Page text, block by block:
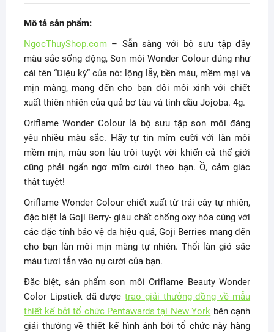
Mô tả sản phẩm:
NgocThuyShop.com– Sẵn sàng với bộ sưu tập đầy
màu sắc sống động, Son môi Wonder Colour đúng như
cái tên “Diệu kỳ” của nó: lộng lẫy, bền màu, mềm mại và
mịn màng, mang đến cho bạn đôi môi xinh với chiết
xuất thiên nhiên của quả bơ tàu và tinh dầu Jojoba. 4g.
Oriflame Wonder Colour là bộ sưu tập son môi đáng
yêu nhiều màu sắc. Hãy tự tin mỉm cười với làn môi
mềm mịn, màu son lâu trôi tuyệt vời khiến cả thế giới
cũng phải ngẩn ngơ mĩm cười theo bạn. Ồ, cảm giác
thật tuyệt!
Oriflame Wonder Colour chiết xuất từ trái cây tự nhiên,
đặc biệt là Goji Berry- giàu chất chống oxy hóa cùng với
các đặc tính bảo vệ da hiệu quả, Goji Berries mang đến
cho bạn làn môi mịn màng tự nhiên. Thổi làn gió sắc
màu tươi tắn vào nụ cười của bạn.
Đặc biệt, sản phẩm son môi Oriflame Beauty Wonder
Color Lipstick đã đượctrao giải thưởng đồng về mẫu
thiết kế bởi tổ chức Pentawards tại New York bên cạnh
giải thưởng về thiết kế hình ảnh bởi tổ chức này hàng